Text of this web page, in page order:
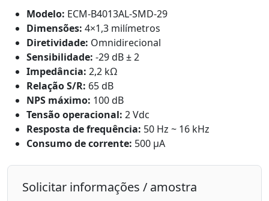
Modelo: ECM-B4013AL-SMD-29
Dimensões: 4×1,3 milímetros
Diretividade: Omnidirecional
Sensibilidade: -29 dB ± 2
Impedância: 2,2 kΩ
Relação S/R: 65 dB
NPS máximo: 100 dB
Tensão operacional: 2 Vdc
Resposta de frequência: 50 Hz ~ 16 kHz
Consumo de corrente: 500 μA
Solicitar informações / amostra